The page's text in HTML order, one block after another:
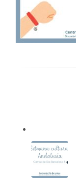
Contacte
Blog